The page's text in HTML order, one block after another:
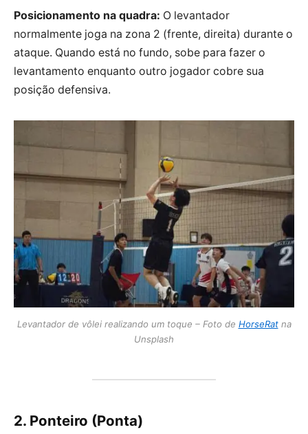
Posicionamento na quadra: O levantador
normalmente joga na zona 2 (frente, direita) durante o
ataque. Quando está no fundo, sobe para fazer o
levantamento enquanto outro jogador cobre sua
posição defensiva.
Levantador de vôlei realizando um toque – Foto de HorseRatna
Unsplash
2. Ponteiro (Ponta)